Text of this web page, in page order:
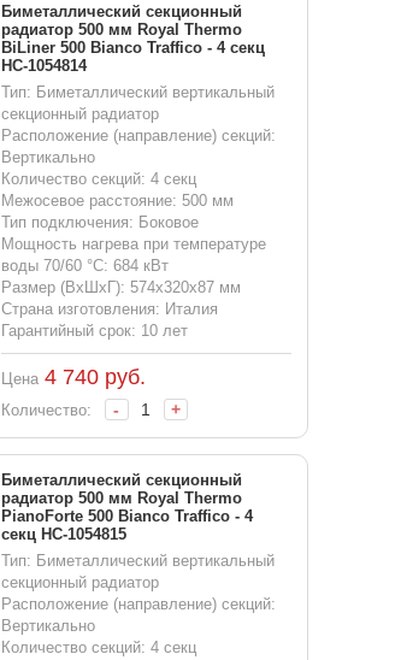
Биметаллический секционный
радиатор 500 мм Royal Thermo
BiLiner 500 Bianco Traffico - 4 секц
НС-1054814
Тип: Биметаллический вертикальный
секционный радиатор
Расположение (направление) секций:
Вертикально
Количество секций: 4 секц
Межосевое расстояние: 500 мм
Тип подключения: Боковое
Мощность нагрева при температуре
воды 70/60 °С: 684 кВт
Размер (ВхШхГ): 574x320x87 мм
Страна изготовления: Италия
Гарантийный срок: 10 лет
Цена 4 740руб.
Количество: - +
Биметаллический секционный
радиатор 500 мм Royal Thermo
PianoForte 500 Bianco Traffico - 4
секц НС-1054815
Тип: Биметаллический вертикальный
секционный радиатор
Расположение (направление) секций:
Вертикально
Количество секций: 4 секц